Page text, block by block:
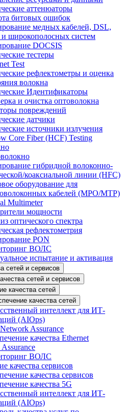
aттенюаторы
битовых ошибок
медных кабелей, DSL,
широкополосных систем
DOCSIS
тестеры
Test
рефлектометры и оценка
волокна
Идентификаторы
и очистка оптоволокна
повреждений
датчики
источники излучения
Core Fiber (HCF) Testing
гибридной волоконно-
коаксиальной линии (HFC)
оборудование для
кабелей (MPO/MTP)
Multimeter
мощности
оптического спектра
рефлектометрия
PON
ВОЛС
испытание и активация
сетей и сервисов
сетей и сервисов
качества сетей
качества сетей
интеллект для ИТ-
(AIOps)
Assurance
качества Ethernet
ВОЛС
качества сервисов
качества сервисов
качества 5G
интеллект для ИТ-
(AIOps)